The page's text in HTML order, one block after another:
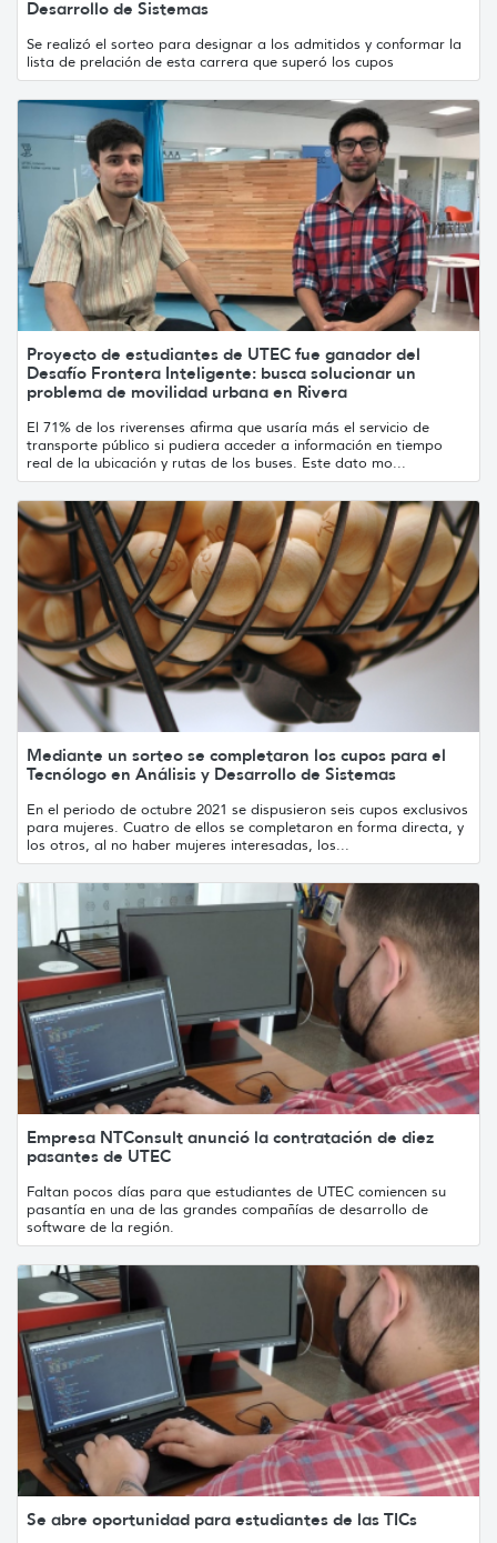
Desarrollo de Sistemas
Se realizó el sorteo para designar a los admitidos y conformar la
lista de prelación de esta carrera que superó los cupos
Proyecto de estudiantes de UTEC fue ganador del
Desafío Frontera Inteligente: busca solucionar un
problema de movilidad urbana en Rivera
El 71% de los riverenses afirma que usaría más el servicio de
transporte público si pudiera acceder a información en tiempo
real de la ubicación y rutas de los buses. Este dato mo...
Mediante un sorteo se completaron los cupos para el
Tecnólogo en Análisis y Desarrollo de Sistemas
En el periodo de octubre 2021 se dispusieron seis cupos exclusivos
para mujeres. Cuatro de ellos se completaron en forma directa, y
los otros, al no haber mujeres interesadas, los...
Empresa NTConsult anunció la contratación de diez
pasantes de UTEC
Faltan pocos días para que estudiantes de UTEC comiencen su
pasantía en una de las grandes compañías de desarrollo de
software de la región.
Se abre oportunidad para estudiantes de las TICs